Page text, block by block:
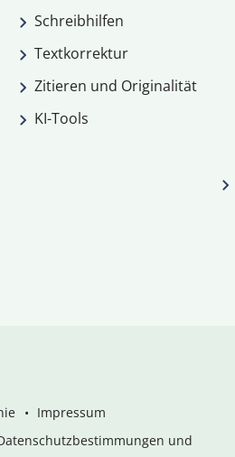
Schreibhilfen
Textkorrektur
Zitieren und Originalität
KI-Tools
Impressum
und